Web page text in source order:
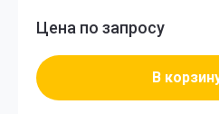
Цена по запросу
В